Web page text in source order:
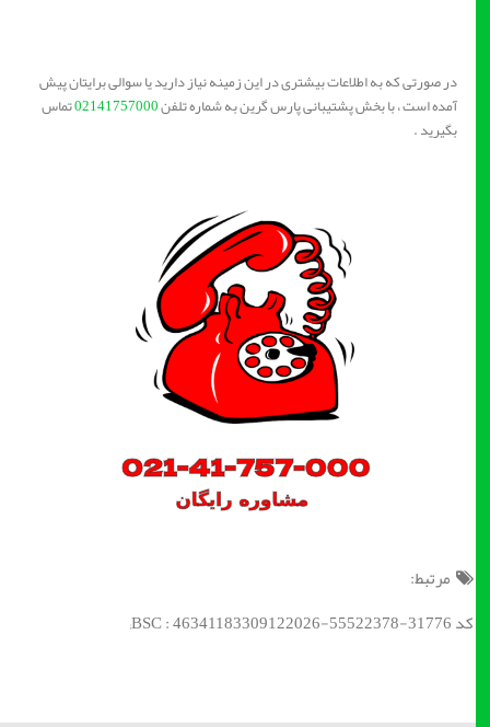
در صورتی که به اطلاعات بیشتری در این زمینه نیاز دارید یا سوالی برایتان پیش
آمده است ، با بخش پشتیبانی پارس گرین به شماره تلفن02141757000تماس
بگیرید .
مرتبط:
کد BSC : 46341183309122026-55522378-31776;